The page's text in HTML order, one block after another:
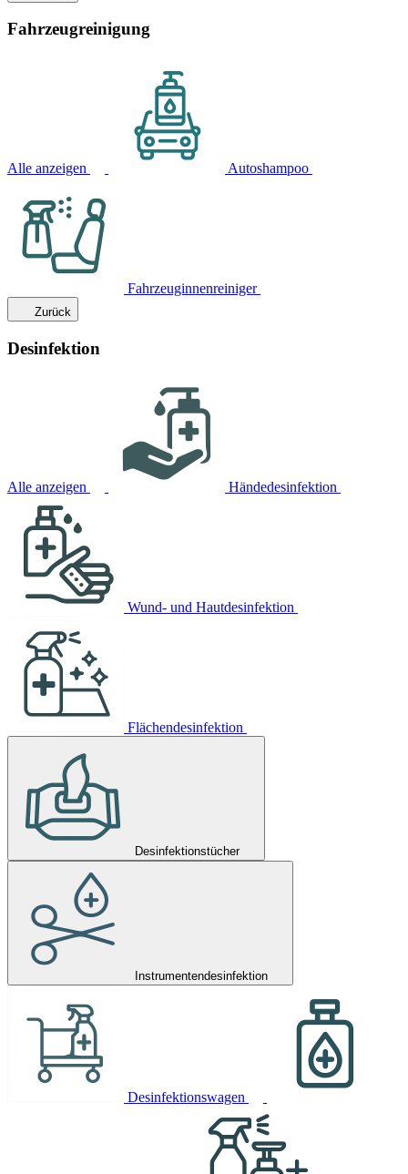
Fahrzeugreinigung
Alle anzeigen Autoshampoo
Fahrzeuginnenreiniger
Zurück
Desinfektion
Alle anzeigen Händedesinfektion
Wund- und Hautdesinfektion
Flächendesinfektion
Desinfektionstücher
Instrumentendesinfektion
Desinfektionswagen